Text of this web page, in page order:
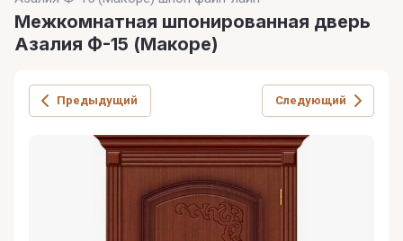
Межкомнатная шпонированная дверь
Азалия Ф-15 (Макоре)
Предыдущий Следующий